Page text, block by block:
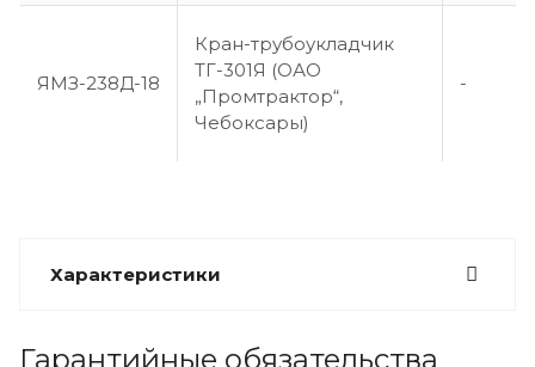
ЯМЗ-238Д-18
Кран-трубоукладчик
ТГ-301Я (ОАО
„Промтрактор“,
Чебоксары)
-
Характеристики
Гарантийные обязательства